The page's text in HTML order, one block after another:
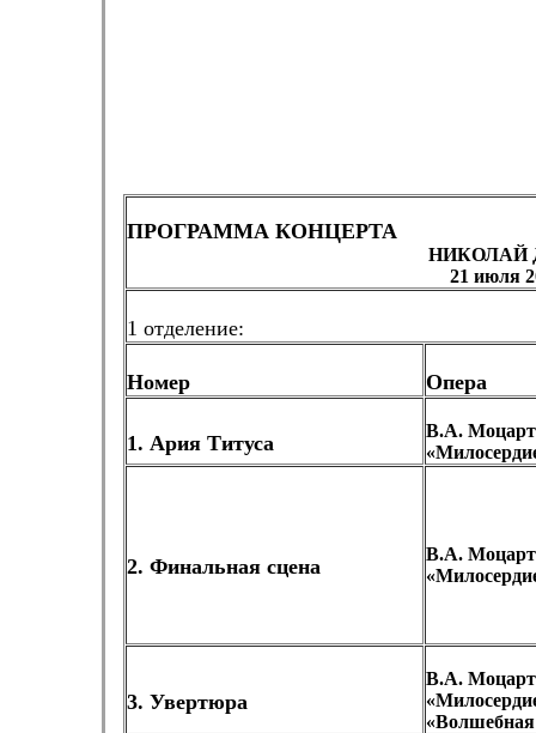
ПРОГРАММА КОНЦЕРТА
НИКОЛАЙ
21 июля
1 отделение:
Номер Опера
1. Ария Титуса
В.А. Моцарт
2. Финальная сцена
В.А. Моцарт
3. Увертюра
В.А. Моцарт